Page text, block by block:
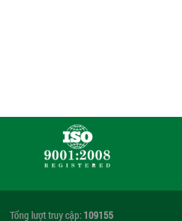
Tổng lượt truy cập: 109155